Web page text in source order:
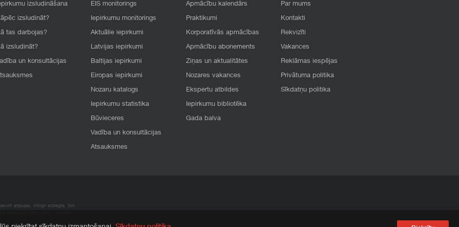
izsludināšana
izsludināt?
tas darbojas?
izsludināt?
un konsultācijas
EIS monitorings
Iepirkumu monitorings
Aktuālie iepirkumi
Latvijas iepirkumi
Baltijas iepirkumi
Eiropas iepirkumi
Nozaru katalogs
Iepirkumu statistika
Būvieceres
Vadība un konsultācijas
Atsauksmes
Apmācību kalendārs
Praktikumi
Korporatīvās apmācības
Apmācību abonements
Ziņas un aktualitātes
Nozares vakances
Ekspertu atbildes
Iepirkumu bibliotēka
Gada balva
Par mums
Kontakti
Rekvizīti
Vakances
Reklāmas iespējas
Privātuma politika
Sīkdatņu politika
atļaujas, stingri aizliegta. SIA